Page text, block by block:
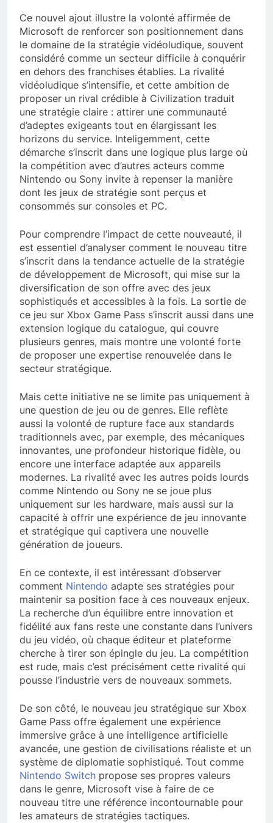
Ce nouvel ajout illustre la volonté affirmée de
Microsoft de renforcer son positionnement dans
le domaine de la stratégie vidéoludique, souvent
considéré comme un secteur difficile à conquérir
en dehors des franchises établies. La rivalité
vidéoludique s’intensifie, et cette ambition de
proposer un rival crédible à Civilization traduit
une stratégie claire : attirer une communauté
d’adeptes exigeants tout en élargissant les
horizons du service. Inteligemment, cette
démarche s’inscrit dans une logique plus large où
la compétition avec d’autres acteurs comme
Nintendo ou Sony invite à repenser la manière
dont les jeux de stratégie sont perçus et
consommés sur consoles et PC.
Pour comprendre l’impact de cette nouveauté, il
est essentiel d’analyser comment le nouveau titre
s’inscrit dans la tendance actuelle de la stratégie
de développement de Microsoft, qui mise sur la
diversification de son offre avec des jeux
sophistiqués et accessibles à la fois. La sortie de
ce jeu sur Xbox Game Pass s’inscrit aussi dans une
extension logique du catalogue, qui couvre
plusieurs genres, mais montre une volonté forte
de proposer une expertise renouvelée dans le
secteur stratégique.
Mais cette initiative ne se limite pas uniquement à
une question de jeu ou de genres. Elle reflète
aussi la volonté de rupture face aux standards
traditionnels avec, par exemple, des mécaniques
innovantes, une profondeur historique fidèle, ou
encore une interface adaptée aux appareils
modernes. La rivalité avec les autres poids lourds
comme Nintendo ou Sony ne se joue plus
uniquement sur les hardware, mais aussi sur la
capacité à offrir une expérience de jeu innovante
et stratégique qui captivera une nouvelle
génération de joueurs.
En ce contexte, il est intéressant d’observer
comment Nintendo adapte ses stratégies pour
maintenir sa position face à ces nouveaux enjeux.
La recherche d’un équilibre entre innovation et
fidélité aux fans reste une constante dans l’univers
du jeu vidéo, où chaque éditeur et plateforme
cherche à tirer son épingle du jeu. La compétition
est rude, mais c’est précisément cette rivalité qui
pousse l’industrie vers de nouveaux sommets.
De son côté, le nouveau jeu stratégique sur Xbox
Game Pass offre également une expérience
immersive grâce à une intelligence artificielle
avancée, une gestion de civilisations réaliste et un
système de diplomatie sophistiqué. Tout comme
Nintendo Switch propose ses propres valeurs
dans le genre, Microsoft vise à faire de ce
nouveau titre une référence incontournable pour
les amateurs de stratégies tactiques.